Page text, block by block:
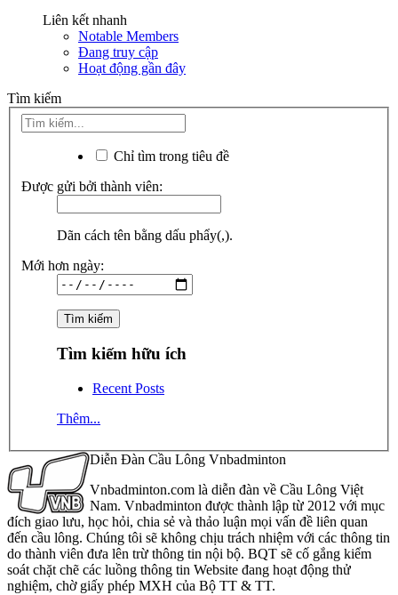
Liên kết nhanh
Notable Members
Đang truy cập
Hoạt động gần đây
Tìm kiếm
Chỉ tìm trong tiêu đề
Được gửi bởi thành viên:
Dãn cách tên bằng dấu phẩy(,).
Mới hơn ngày:
Tìm kiếm hữu ích
Recent Posts
Thêm...
Diễn Đàn Cầu Lông Vnbadminton
Vnbadminton.com là diễn đàn về Cầu Lông Việt
Nam. Vnbadminton được thành lập từ 2012 với mục
đích giao lưu, học hỏi, chia sẻ và thảo luận mọi vấn đề liên quan
đến cầu lông. Chúng tôi sẽ không chịu trách nhiệm với các thông tin
do thành viên đưa lên trừ thông tin nội bộ. BQT sẽ cố gắng kiểm
soát chặt chẽ các luồng thông tin Website đang hoạt động thử
nghiệm, chờ giấy phép MXH của Bộ TT & TT.